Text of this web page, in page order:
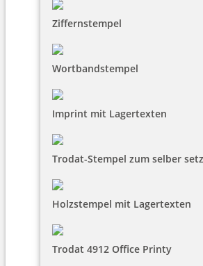
Ziffernstempel
Wortbandstempel
Imprint mit Lagertexten
Trodat-Stempel zum selber
Holzstempel mit Lagertexten
Trodat 4912 Office Printy